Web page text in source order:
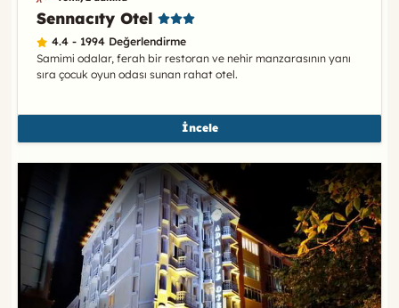
Sennacıty Otel
4.4 - 1994 Değerlendirme
Samimi odalar, ferah bir restoran ve nehir manzarasının yanı
sıra çocuk oyun odası sunan rahat otel.
İncele